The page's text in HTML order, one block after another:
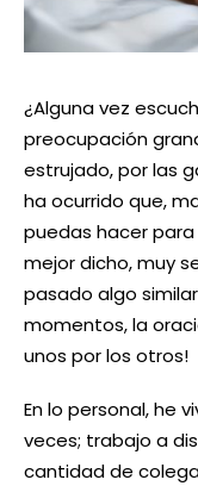
¿Alguna vez
preocupación
estrujado, por las
ha ocurrido que,
puedas hacer para
mejor dicho, muy
pasado algo
momentos, la
unos por los otros!
En lo personal, he
veces; trabajo a
cantidad de